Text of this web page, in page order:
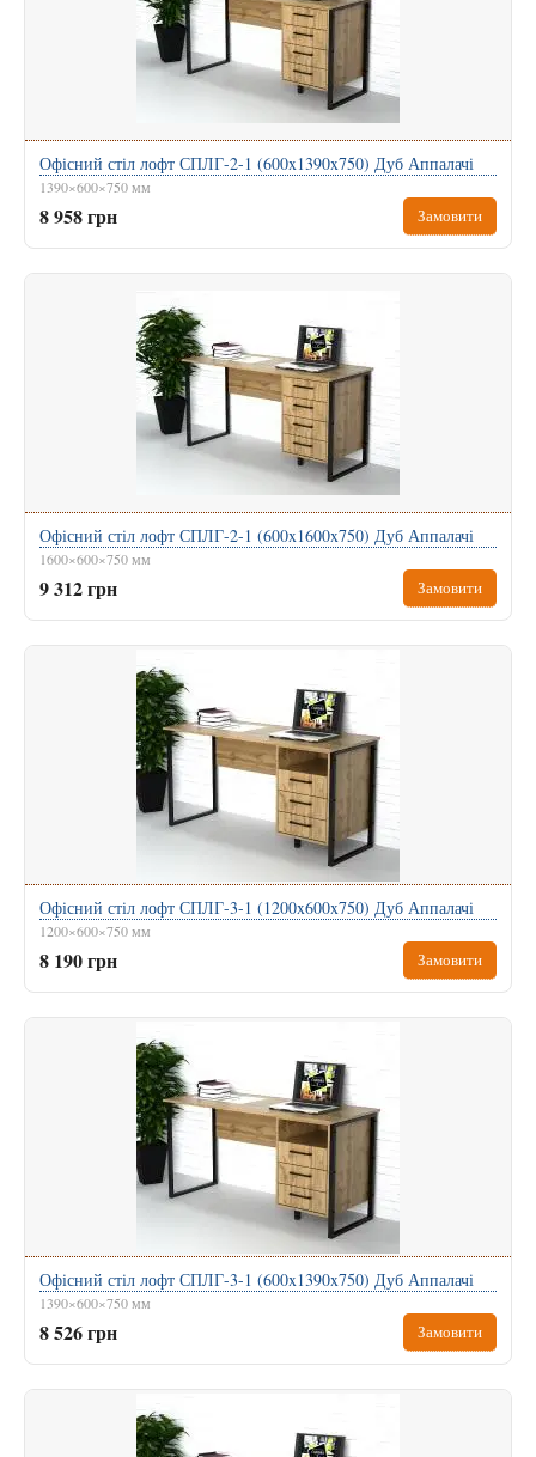
Офісний стіл лофт СПЛГ-2-1 (600x1390x750) Дуб Аппалачі
1390×600×750 мм
8 958 грн Замовити
Офісний стіл лофт СПЛГ-2-1 (600x1600x750) Дуб Аппалачі
1600×600×750 мм
9 312 грн Замовити
Офісний стіл лофт СПЛГ-3-1 (1200x600x750) Дуб Аппалачі
1200×600×750 мм
8 190 грн Замовити
Офісний стіл лофт СПЛГ-3-1 (600x1390x750) Дуб Аппалачі
1390×600×750 мм
8 526 грн Замовити